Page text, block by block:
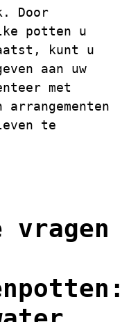
Door
potten u
kunt u
aan uw
met
te
vragen